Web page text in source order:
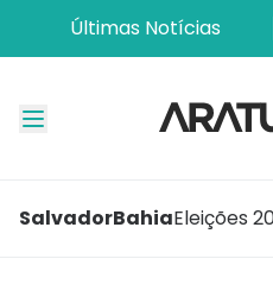
Últimas Notícias
SalvadorBahiaEleições